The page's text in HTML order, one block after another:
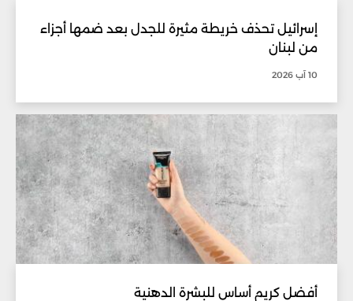
إسرائيل تحذف خريطة مثيرة للجدل بعد ضمها أجزاء
من لبنان
10 آب 2026
أفضل كريم أساس للبشرة الدهنية